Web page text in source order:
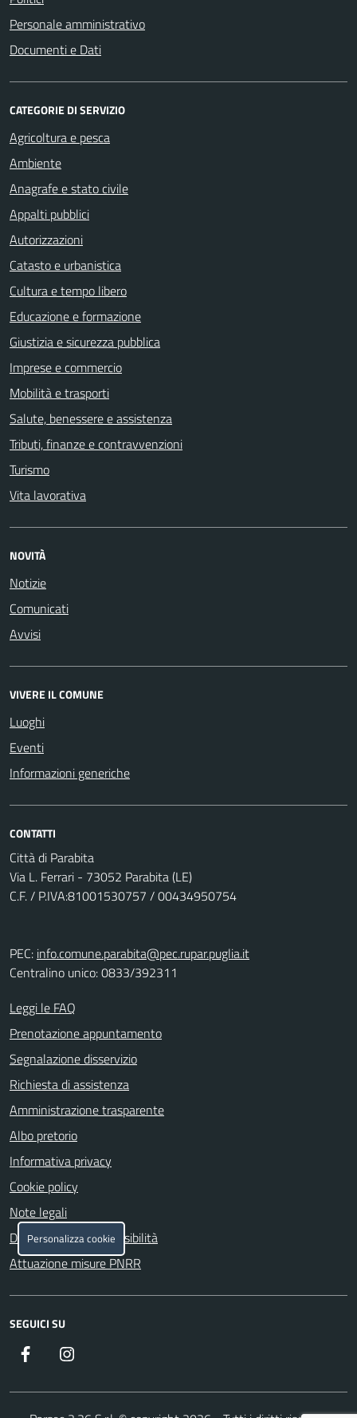
Personale amministrativo
Documenti e Dati
CATEGORIE DI SERVIZIO
Agricoltura e pesca
Ambiente
Anagrafe e stato civile
Appalti pubblici
Autorizzazioni
Catasto e urbanistica
Cultura e tempo libero
Educazione e formazione
Giustizia e sicurezza pubblica
Imprese e commercio
Mobilità e trasporti
Salute, benessere e assistenza
Tributi, finanze e contravvenzioni
Turismo
Vita lavorativa
NOVITÀ
Notizie
Comunicati
Avvisi
VIVERE IL COMUNE
Luoghi
Eventi
Informazioni generiche
CONTATTI
Città di Parabita
Via L. Ferrari - 73052 Parabita (LE)
C.F. / P.IVA:81001530757 / 00434950754
PEC: info.comune.parabita@pec.rupar.puglia.it
Centralino unico: 0833/392311
Leggi le FAQ
Prenotazione appuntamento
Segnalazione disservizio
Richiesta di assistenza
Amministrazione trasparente
Albo pretorio
Informativa privacy
Cookie policy
Note legali
Dichiarazione di accessibilità
Attuazione misure PNRR
SEGUICI SU
Facebook
Personalizza cookie